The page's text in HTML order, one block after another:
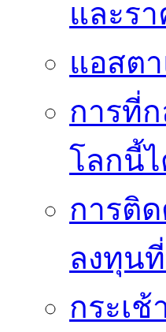
และร
แอสต
การที่
โลกนี้
การติ
ลงทุน
กระเ